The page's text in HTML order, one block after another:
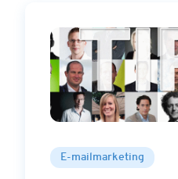
E-mailmarketing